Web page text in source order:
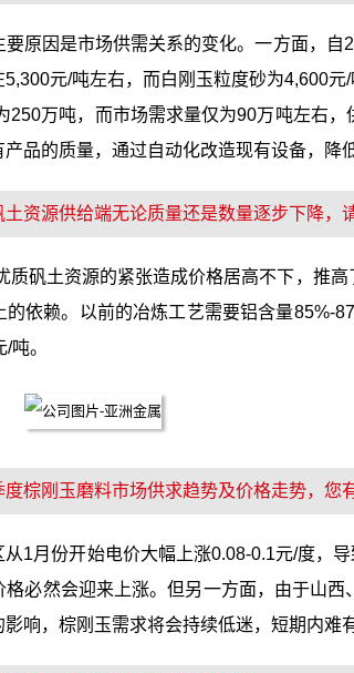
原因是市场供需关系的变化。一方面，
5,300元/吨左右，而白刚玉粒度砂为4,600
250万吨，而市场需求量仅为90万吨左右
品的质量，通过自动化改造现有设备，降
资源供给端无论质量还是数量逐步下降，
质矾土资源的紧张造成价格居高不下，推
依赖。以前的冶炼工艺需要铝含量85%-
吨。
棕刚玉磨料市场供求趋势及价格走势，您
1月份开始电价大幅上涨0.08-0.1元/度，
必然会迎来上涨。但另一方面，由于山
响，棕刚玉需求将会持续低迷，短期内难